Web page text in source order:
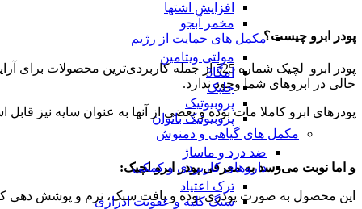
افزایش اشتها
مخمر آبجو
مکمل های حمایت از رژیم
مولتی ویتامین
امگا3
جلبک
پروبیوتیک
پروبیوتیک بانوان
مکمل های گیاهی و دمنوش
ضد درد و ماساژ
داروهای کاربردی و کمکی
ترک اعتیاد
سنگ کلیه و عفونت ادراری
پودر ابرو چیست؟
پودر ابرو لچیک شماره 525 از جمله
خالی در ابروهای شما وجود ندارد.
پودرهای ابرو کاملا مات بوده و بعضی از آنها به عنوان سایه نیز قابل
و اما نوبت می‌رسد به معرفی پودر ابرو لچیک:
این محصول به صورت پودری بوده و بافت سبک، نرم و پوشش دهی